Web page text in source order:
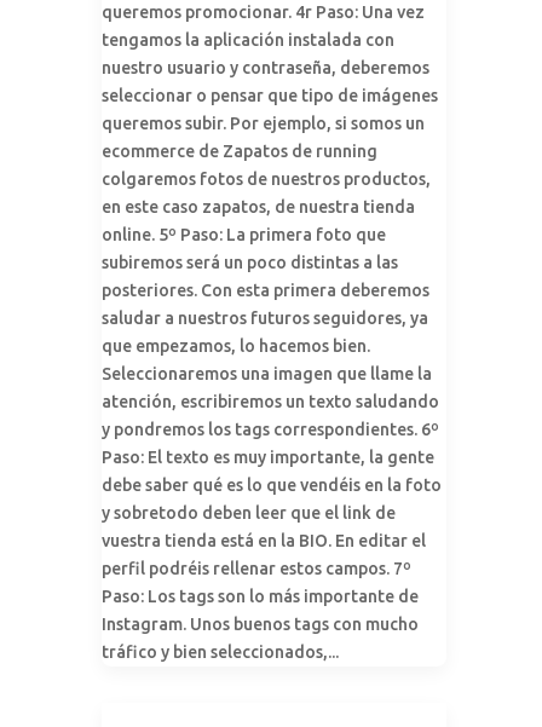
queremos promocionar. 4r Paso: Una vez
tengamos la aplicación instalada con
nuestro usuario y contraseña, deberemos
seleccionar o pensar que tipo de imágenes
queremos subir. Por ejemplo, si somos un
ecommerce de Zapatos de running
colgaremos fotos de nuestros productos,
en este caso zapatos, de nuestra tienda
online. 5º Paso: La primera foto que
subiremos será un poco distintas a las
posteriores. Con esta primera deberemos
saludar a nuestros futuros seguidores, ya
que empezamos, lo hacemos bien.
Seleccionaremos una imagen que llame la
atención, escribiremos un texto saludando
y pondremos los tags correspondientes. 6º
Paso: El texto es muy importante, la gente
debe saber qué es lo que vendéis en la foto
y sobretodo deben leer que el link de
vuestra tienda está en la BIO. En editar el
perfil podréis rellenar estos campos. 7º
Paso: Los tags son lo más importante de
Instagram. Unos buenos tags con mucho
tráfico y bien seleccionados,...